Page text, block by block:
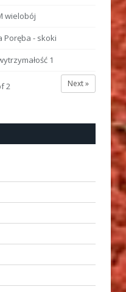
wielobój
Poręba - skoki
1
Next »
2